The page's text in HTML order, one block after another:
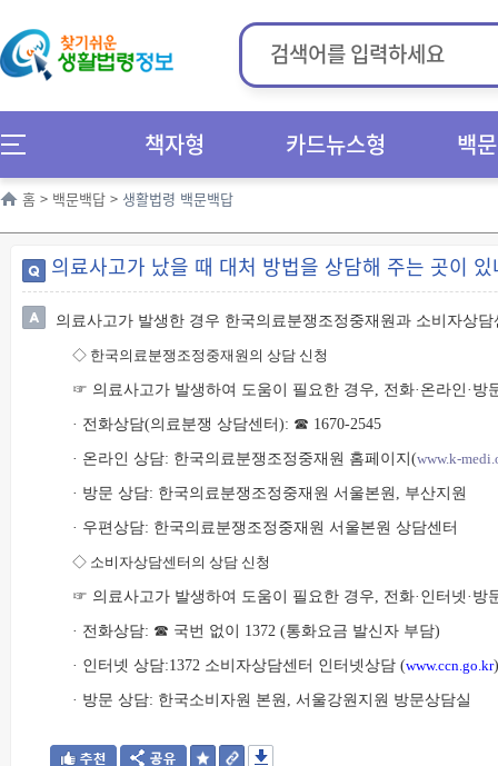
책자형 카드뉴스형 백
홈 > 백문백답 > 생활법령 백문백답
의료사고가 났을 때 대처 방법을 상담해 주는 곳이 있
의료사고가 발생한 경우 한국의료분쟁조정중재원과 소비자상
◇ 한국의료분쟁조정중재원의 상담 신청
☞ 의료사고가 발생하여 도움이 필요한 경우, 전화·온라인·
· 전화상담(의료분쟁 상담센터): ☎ 1670-2545
· 온라인 상담: 한국의료분쟁조정중재원 홈페이지(www.k-
· 방문 상담: 한국의료분쟁조정중재원 서울본원, 부산지원
· 우편상담: 한국의료분쟁조정중재원 서울본원 상담센터
◇ 소비자상담센터의 상담 신청
☞ 의료사고가 발생하여 도움이 필요한 경우, 전화·인터넷·
· 전화상담: ☎ 국번 없이 1372 (통화요금 발신자 부담)
· 인터넷 상담:1372 소비자상담센터 인터넷상담 (www.ccn.go.kr)
· 방문 상담: 한국소비자원 본원, 서울강원지원 방문상담실